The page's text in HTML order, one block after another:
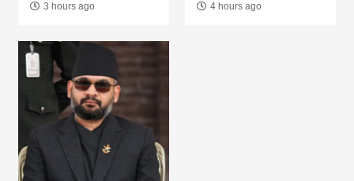
3 hours ago 4 hours ago